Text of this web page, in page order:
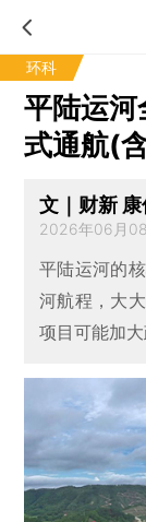
环科
平陆运
式通航(
文｜财新 康
2026年06月
平陆运河的
河航程，大
项目可能加